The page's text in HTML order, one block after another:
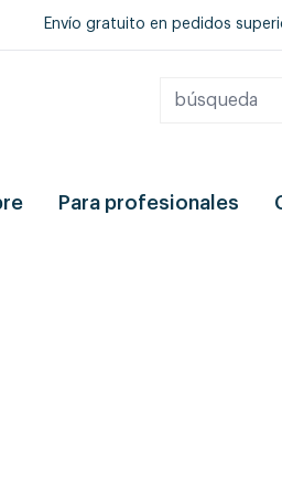
Envío gratuito en pedidos
Para profesionales